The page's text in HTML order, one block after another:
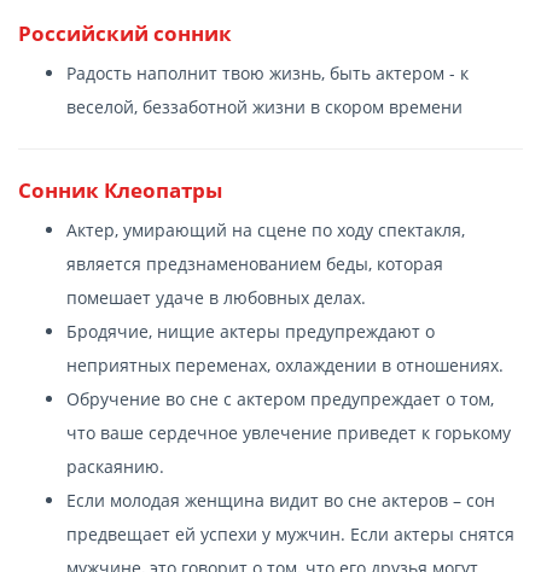
Российский сонник
Радость наполнит твою жизнь, быть актером - к
веселой, беззаботной жизни в скором времени
Сонник Клеопатры
Актер, умирающий на сцене по ходу спектакля,
является предзнаменованием беды, которая
помешает удаче в любовных делах.
Бродячие, нищие актеры предупреждают о
неприятных переменах, охлаждении в отношениях.
Обручение во сне с актером предупреждает о том,
что ваше сердечное увлечение приведет к горькому
раскаянию.
Если молодая женщина видит во сне актеров – сон
предвещает ей успехи у мужчин. Если актеры снятся
мужчине, это говорит о том, что его друзья могут